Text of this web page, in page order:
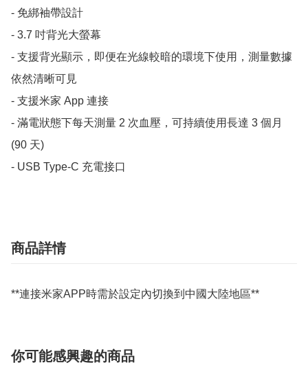
- 免綁袖帶設計
- 3.7 吋背光大螢幕
- 支援背光顯示，即便在光線較暗的環境下使用，測量數據
依然清晰可見
- 支援米家 App 連接
- 滿電狀態下每天測量 2 次血壓，可持續使用長達 3 個月
(90 天)
- USB Type-C 充電接口
商品詳情
**連接米家APP時需於設定內切換到中國大陸地區**
你可能感興趣的商品